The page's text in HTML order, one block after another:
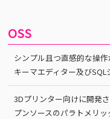
OSS
シンプル且つ直感的な操
キーマエディター及びSQL
3Dプリンター向けに開発
プンソースのパラトメリッ